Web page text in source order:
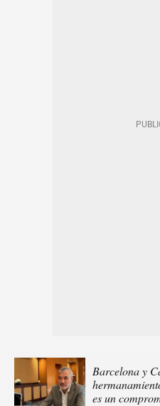
Barcelona y
es un